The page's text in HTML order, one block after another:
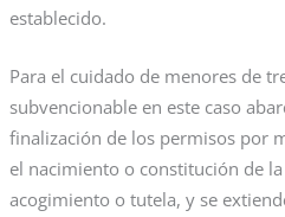
establecido.
Para el cuidado de menores de
subvencionable en este caso
finalización de los permisos por
el nacimiento o constitución de
acogimiento o tutela, y se